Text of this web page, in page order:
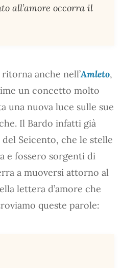
all’amore occorra il
ritorna anche nell’Amleto,
un concetto molto
una nuova luce sulle sue
Il Bardo infatti già
Seicento, che le stelle
e fossero sorgenti di
a muoversi attorno al
lettera d’amore che
queste parole: